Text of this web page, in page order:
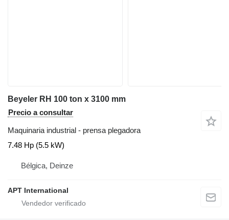
Beyeler RH 100 ton x 3100 mm
Precio a consultar
Maquinaria industrial - prensa plegadora
7.48 Hp (5.5 kW)
Bélgica, Deinze
APT International